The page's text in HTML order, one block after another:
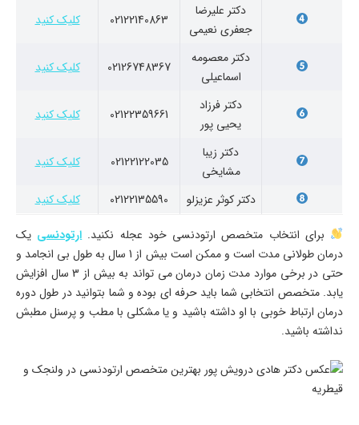
دکتر علیرضا
جعفری نعیمی
02122140863 کلیک کنید
دکتر معصومه
اسماعیلی
02126748367 کلیک کنید
دکتر فرزاد
یحیی پور
02122359661 کلیک کنید
دکتر زیبا
مشایخی
02122122035 کلیک کنید
دکتر کوثر عزیزلو 02122135590
کلیک کنید
برای انتخاب متخصص ارتودنسی خود عجله نکنید.ارتودنسی یک
درمان طولانی مدت است و ممکن است بیش از 1 سال به طول بی انجامد و
حتی در برخی موارد مدت زمان درمان می تواند به بیش از 3 سال افزایش
یابد. متخصص انتخابی شما باید حرفه ای بوده و شما بتوانید در طول دوره
درمان ارتباط خوبی با او داشته باشید و یا مشکلی با مطب و پرسنل مطبش
نداشته باشید.